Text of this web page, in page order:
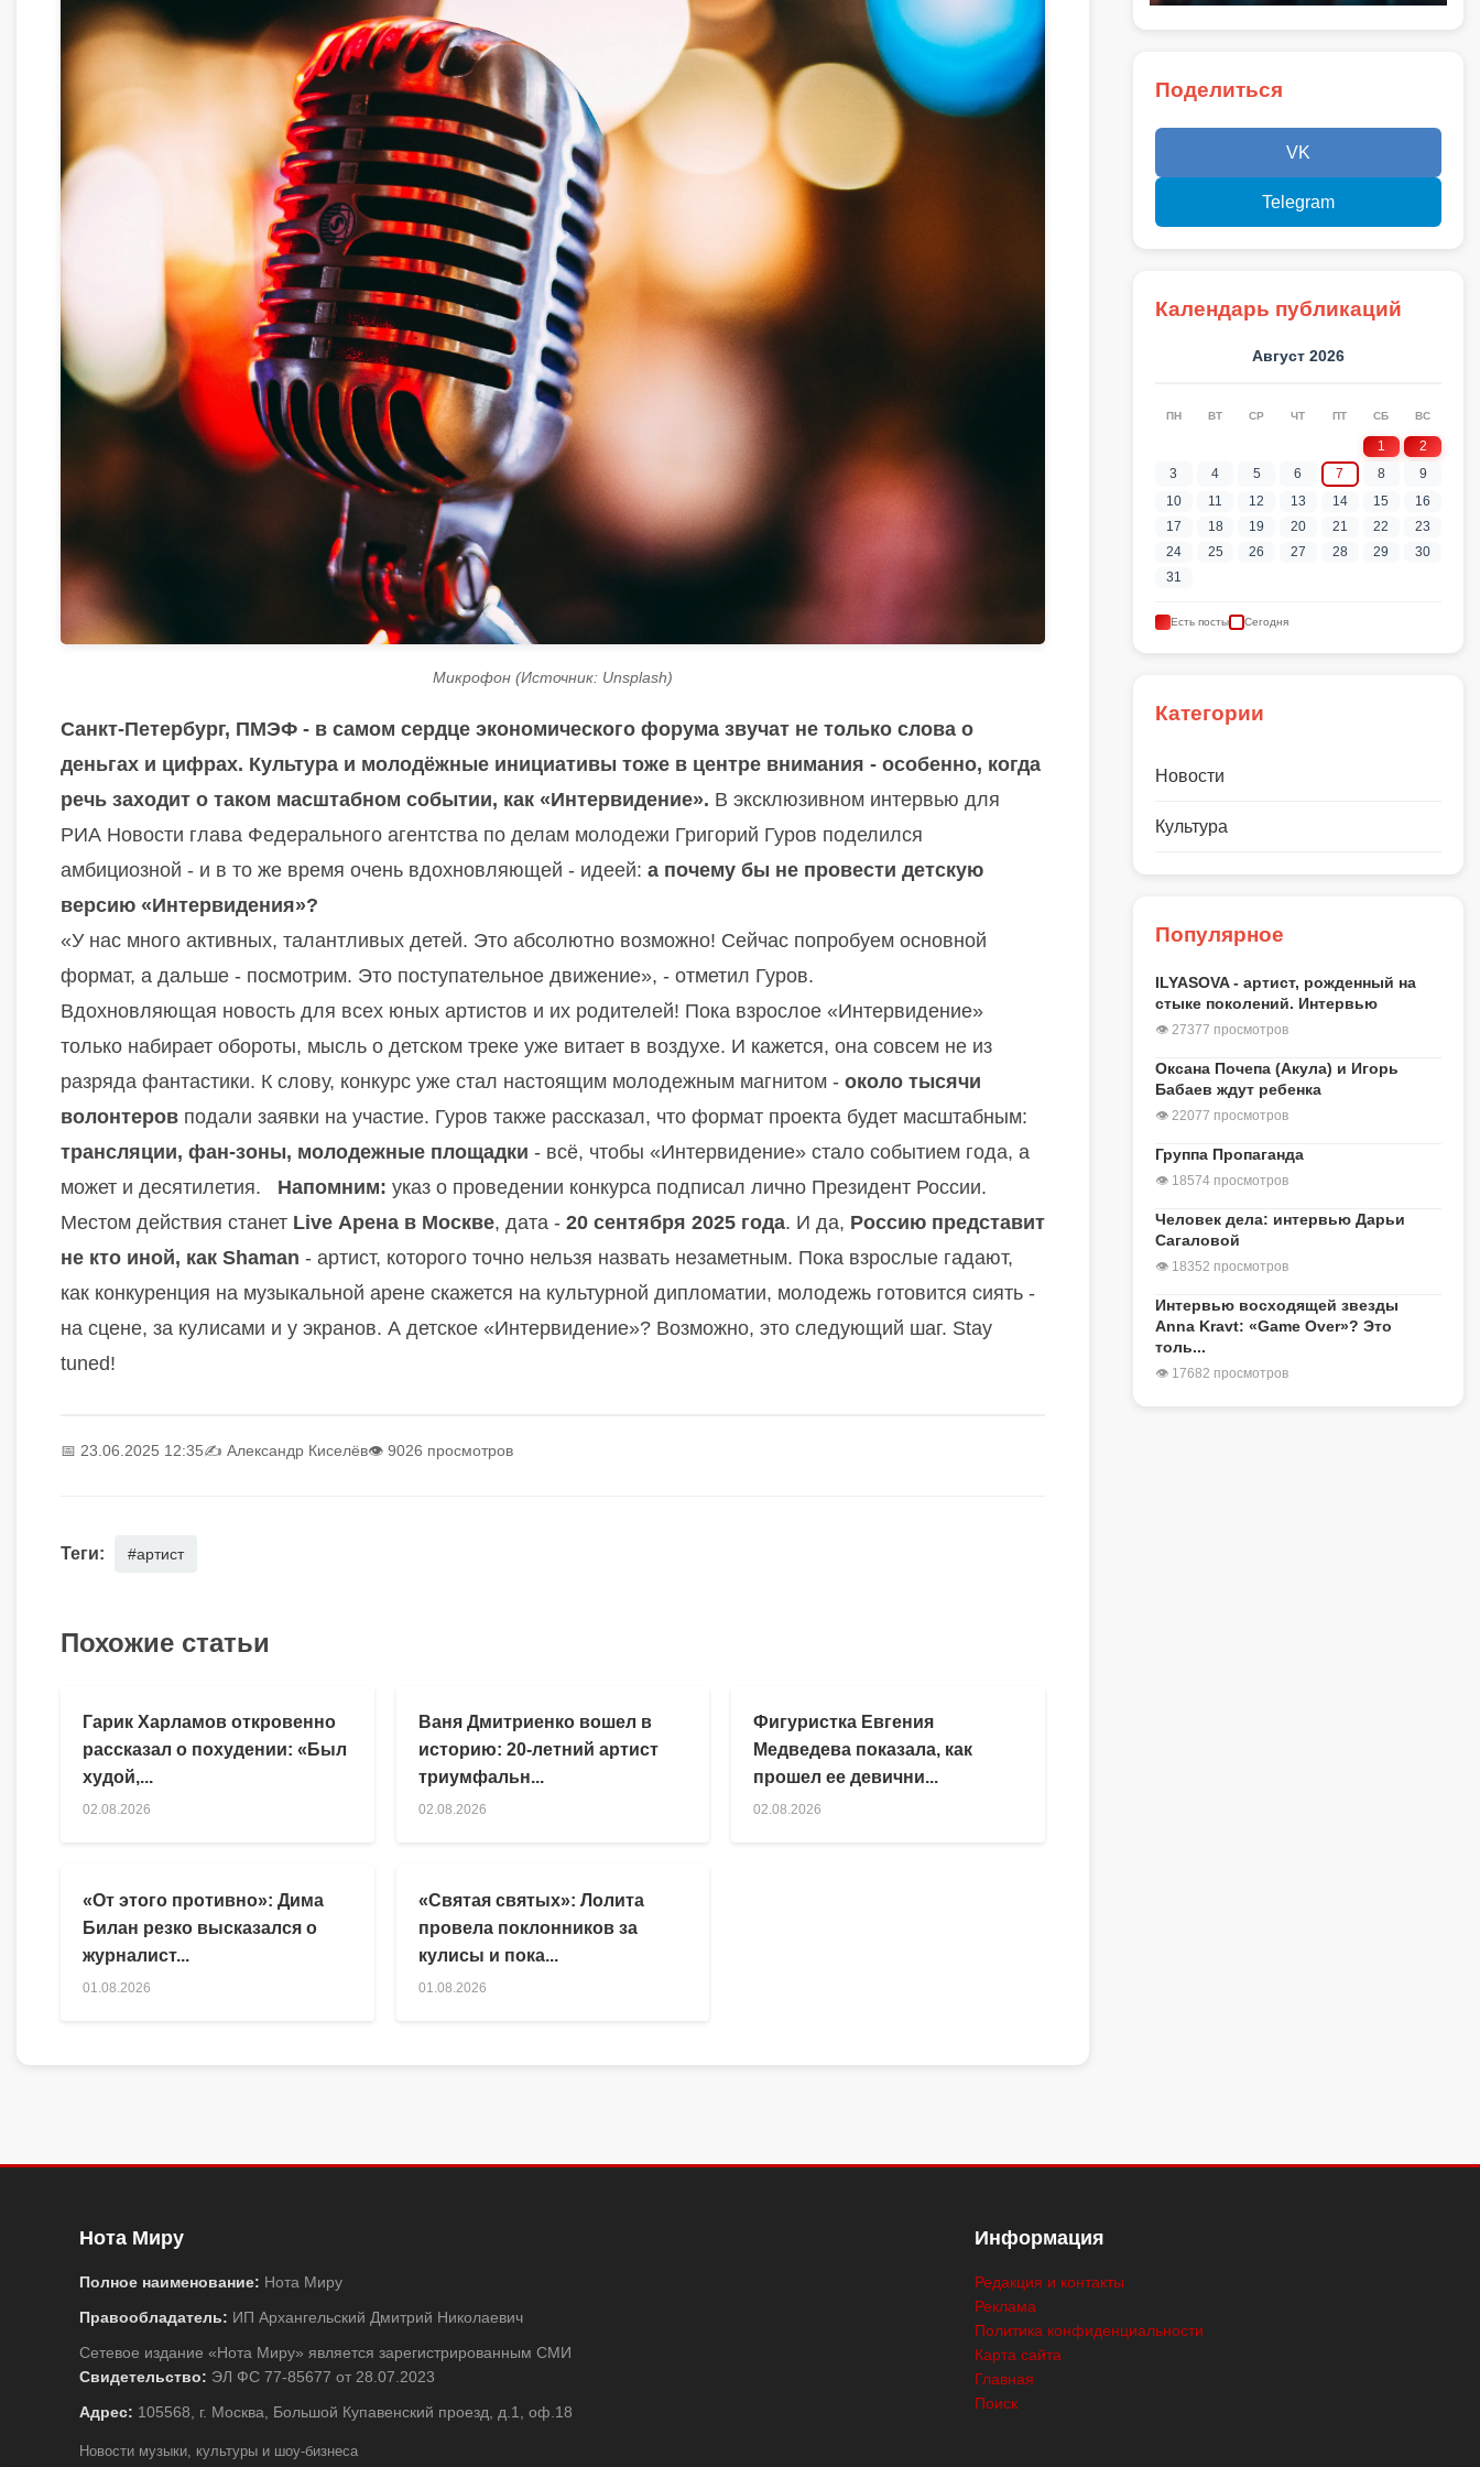
Микрофон (Источник: Unsplash)
Санкт-Петербург, ПМЭФ - в самом сердце экономического форума звучат не только слова о
деньгах и цифрах. Культура и молодёжные инициативы тоже в центре внимания - особенно, когда
речь заходит о таком масштабном событии, как «Интервидение». В эксклюзивном интервью для
РИА Новости глава Федерального агентства по делам молодежи Григорий Гуров поделился
амбициозной - и в то же время очень вдохновляющей - идеей: а почему бы не провести детскую
версию «Интервидения»?
«У нас много активных, талантливых детей. Это абсолютно возможно! Сейчас попробуем основной
формат, а дальше - посмотрим. Это поступательное движение», - отметил Гуров.
Вдохновляющая новость для всех юных артистов и их родителей! Пока взрослое «Интервидение»
только набирает обороты, мысль о детском треке уже витает в воздухе. И кажется, она совсем не из
разряда фантастики. К слову, конкурс уже стал настоящим молодежным магнитом - около тысячи
волонтеров подали заявки на участие. Гуров также рассказал, что формат проекта будет масштабным:
трансляции, фан-зоны, молодежные площадки - всё, чтобы «Интервидение» стало событием года, а
может и десятилетия.
Напомним: указ о проведении конкурса подписал лично Президент России.
Местом действия станет Live Арена в Москве, дата - 20 сентября 2025 года. И да, Россию представит
не кто иной, как Shaman - артист, которого точно нельзя назвать незаметным. Пока взрослые гадают,
как конкуренция на музыкальной арене скажется на культурной дипломатии, молодежь готовится сиять -
на сцене, за кулисами и у экранов. А детское «Интервидение»? Возможно, это следующий шаг. Stay
tuned!
📅 23.06.2025 12:35✍️ Александр Киселёв👁 9026 просмотров
Теги: #артист
Похожие статьи
Гарик Харламов откровенно
рассказал о похудении: «Был
худой,...
02.08.2026
Ваня Дмитриенко вошел в
историю: 20-летний артист
триумфальн...
02.08.2026
Фигуристка Евгения
Медведева показала, как
прошел ее девични...
02.08.2026
«От этого противно»: Дима
Билан резко высказался о
журналист...
01.08.2026
«Святая святых»: Лолита
провела поклонников за
кулисы и пока...
01.08.2026
Поделиться
VK
Telegram
Календарь публикаций
Август 2026
ПН ВТ СР ЧТ ПТ СБ ВС
1
2
3
4 5 6 7 8
9
10
11 12 13 14 15
16
17
18 19 20 21 22
23
24
25 26 27 28 29
30
31
Есть посты Сегодня
Категории
Новости
Культура
Популярное
ILYASOVA - артист, рожденный на
стыке поколений. Интервью
👁 27377 просмотров
Оксана Почепа (Акула) и Игорь
Бабаев ждут ребенка
👁 22077 просмотров
Группа Пропаганда
👁 18574 просмотров
Человек дела: интервью Дарьи
Сагаловой
👁 18352 просмотров
Интервью восходящей звезды
Anna Kravt: «Game Over»? Это
толь...
👁 17682 просмотров
Нота Миру
Полное наименование: Нота Миру
Правообладатель: ИП Архангельский Дмитрий Николаевич
Сетевое издание «Нота Миру» является зарегистрированным СМИ
Свидетельство: ЭЛ ФС 77-85677 от 28.07.2023
Адрес: 105568, г. Москва, Большой Купавенский проезд, д.1, оф.18
Новости музыки, культуры и шоу-бизнеса
Информация
Редакция и контакты
Реклама
Политика конфиденциальности
Карта сайта
Главная
Поиск